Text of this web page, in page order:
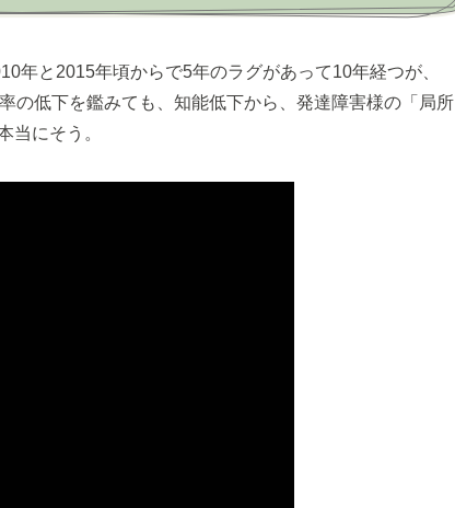
年と2015年頃からで5年のラグがあって10年経つが、
の低下を鑑みても、知能低下から、発達障害様の「局所
当にそう。